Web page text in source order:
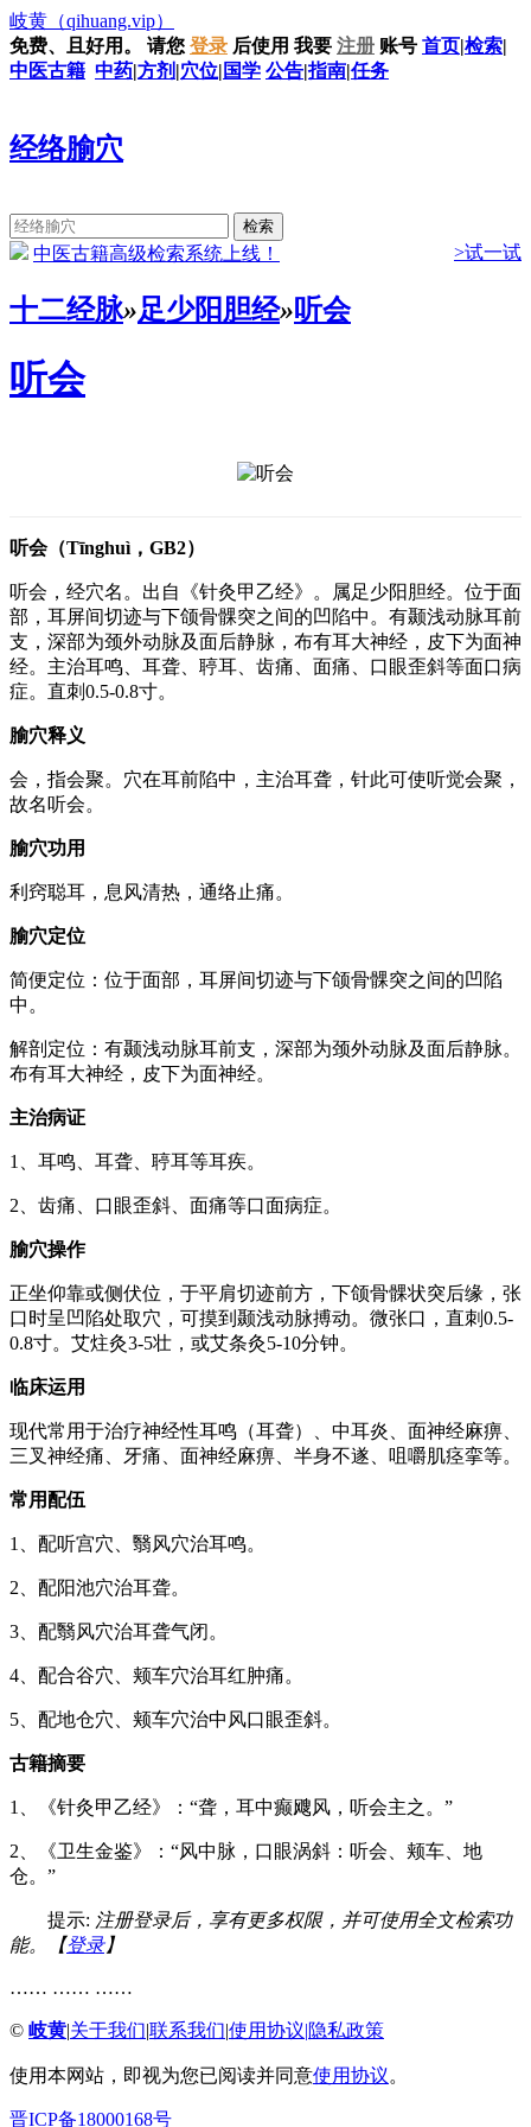
岐黄 （qihuang.vip）
免费、且好用。
请您 登录 后使用 我要 注册 账号 首页|检索|
中医古籍 中药|方剂 |穴位| 国学 公告|指南|任务
经络腧穴
中医古籍高级检索系统上线！ >试一试
十二经脉»足少阳胆经»听会
听会
听会（Tīnghuì，GB2）
听会，经穴名。出自《针灸甲乙经》。属足少阳胆经。位于面
部，耳屏间切迹与下颌骨髁突之间的凹陷中。有颞浅动脉耳前
支，深部为颈外动脉及面后静脉，布有耳大神经，皮下为面神
经。主治耳鸣、耳聋、聤耳、齿痛、面痛、口眼歪斜等面口病
症。直刺0.5-0.8寸。
腧穴释义
会，指会聚。穴在耳前陷中，主治耳聋，针此可使听觉会聚，
故名听会。
腧穴功用
利窍聪耳，息风清热，通络止痛。
腧穴定位
简便定位：位于面部，耳屏间切迹与下颌骨髁突之间的凹陷
中。
解剖定位：有颞浅动脉耳前支，深部为颈外动脉及面后静脉。
布有耳大神经，皮下为面神经。
主治病证
1、耳鸣、耳聋、聤耳等耳疾。
2、齿痛、口眼歪斜、面痛等口面病症。
腧穴操作
正坐仰靠或侧伏位，于平肩切迹前方，下颌骨髁状突后缘，张
口时呈凹陷处取穴，可摸到颞浅动脉搏动。微张口，直刺0.5-
0.8寸。艾炷灸3-5壮，或艾条灸5-10分钟。
临床运用
现代常用于治疗神经性耳鸣（耳聋）、中耳炎、面神经麻痹、
三叉神经痛、牙痛、面神经麻痹、半身不遂、咀嚼肌痉挛等。
常用配伍
1、配听宫穴、翳风穴治耳鸣。
2、配阳池穴治耳聋。
3、配翳风穴治耳聋气闭。
4、配合谷穴、颊车穴治耳红肿痛。
5、配地仓穴、颊车穴治中风口眼歪斜。
古籍摘要
1、《针灸甲乙经》：“聋，耳中癫飕风，听会主之。”
2、《卫生金鉴》：“风中脉，口眼涡斜：听会、颊车、地
仓。”
提示: 注册登录后，享有更多权限，并可使用全文检索功
能。【登录】
…… …… ……
© 岐黄|关于我们|联系我们|使用协议|隐私政策
使用本网站，即视为您已阅读并同意使用协议。
晋ICP备18000168号